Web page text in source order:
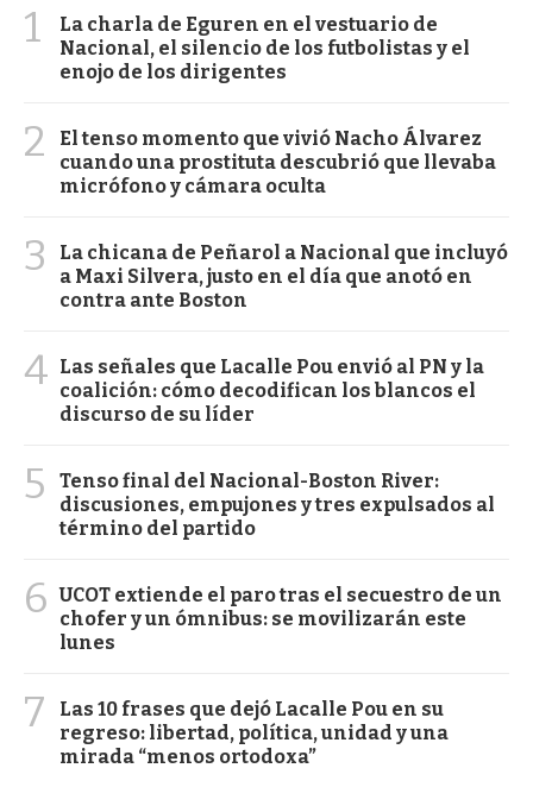
1
La charla de Eguren en el vestuario de
Nacional, el silencio de los futbolistas y el
enojo de los dirigentes
2
El tenso momento que vivió Nacho Álvarez
cuando una prostituta descubrió que llevaba
micrófono y cámara oculta
3
La chicana de Peñarol a Nacional que incluyó
a Maxi Silvera, justo en el día que anotó en
contra ante Boston
4 Las señales que Lacalle Pou envió al PN y la
coalición: cómo decodifican los blancos el
discurso de su líder
5
Tenso final del Nacional-Boston River:
discusiones, empujones y tres expulsados al
término del partido
6 UCOT extiende el paro tras el secuestro de un
chofer y un ómnibus: se movilizarán este
lunes
7
Las 10 frases que dejó Lacalle Pou en su
regreso: libertad, política, unidad y una
mirada “menos ortodoxa”